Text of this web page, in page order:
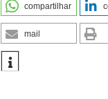
compartilhar
mail